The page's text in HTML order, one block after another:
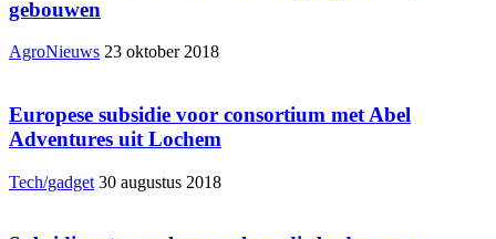
gebouwen
AgroNieuws 23 oktober 2018
Europese subsidie voor consortium met Abel
Adventures uit Lochem
Tech/gadget 30 augustus 2018